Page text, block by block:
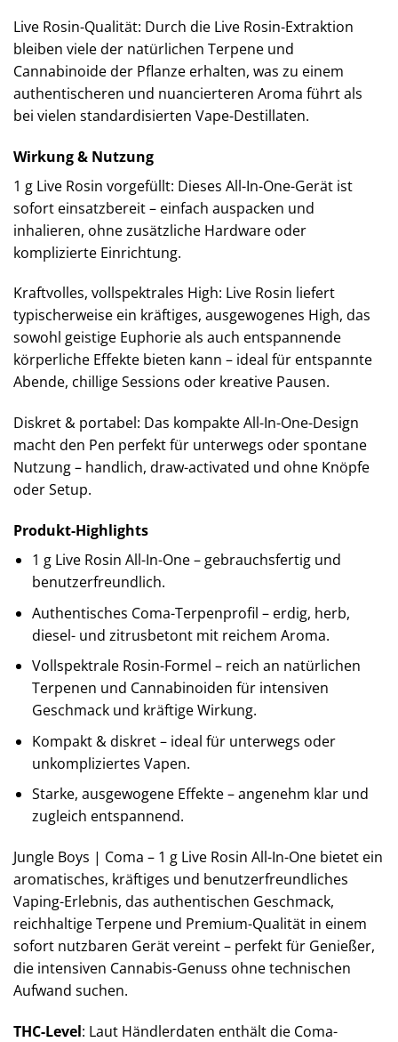
Live Rosin-Qualität: Durch die Live Rosin-Extraktion
bleiben viele der natürlichen Terpene und
Cannabinoide der Pflanze erhalten, was zu einem
authentischeren und nuancierteren Aroma führt als
bei vielen standardisierten Vape-Destillaten.
Wirkung & Nutzung
1 g Live Rosin vorgefüllt: Dieses All-In-One-Gerät ist
sofort einsatzbereit – einfach auspacken und
inhalieren, ohne zusätzliche Hardware oder
komplizierte Einrichtung.
Kraftvolles, vollspektrales High: Live Rosin liefert
typischerweise ein kräftiges, ausgewogenes High, das
sowohl geistige Euphorie als auch entspannende
körperliche Effekte bieten kann – ideal für entspannte
Abende, chillige Sessions oder kreative Pausen.
Diskret & portabel: Das kompakte All-In-One-Design
macht den Pen perfekt für unterwegs oder spontane
Nutzung – handlich, draw-activated und ohne Knöpfe
oder Setup.
Produkt-Highlights
1 g Live Rosin All-In-One – gebrauchsfertig und
benutzerfreundlich.
Authentisches Coma-Terpenprofil – erdig, herb,
diesel- und zitrusbetont mit reichem Aroma.
Vollspektrale Rosin-Formel – reich an natürlichen
Terpenen und Cannabinoiden für intensiven
Geschmack und kräftige Wirkung.
Kompakt & diskret – ideal für unterwegs oder
unkompliziertes Vapen.
Starke, ausgewogene Effekte – angenehm klar und
zugleich entspannend.
Jungle Boys | Coma – 1 g Live Rosin All-In-One bietet ein
aromatisches, kräftiges und benutzerfreundliches
Vaping-Erlebnis, das authentischen Geschmack,
reichhaltige Terpene und Premium-Qualität in einem
sofort nutzbaren Gerät vereint – perfekt für Genießer,
die intensiven Cannabis-Genuss ohne technischen
Aufwand suchen.
THC-Level: Laut Händlerdaten enthält die Coma-